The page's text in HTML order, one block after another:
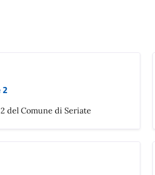
del Comune di Seriate